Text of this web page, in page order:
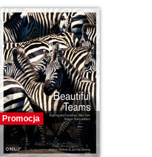
Promocja